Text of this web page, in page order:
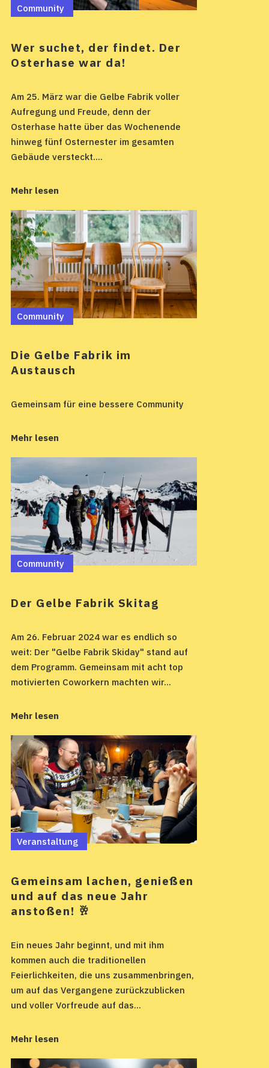
Community
Wer suchet, der findet. Der
Osterhase war da!
Am 25. März war die Gelbe Fabrik voller
Aufregung und Freude, denn der
Osterhase hatte über das Wochenende
hinweg fünf Osternester im gesamten
Gebäude versteckt....
Mehr lesen
Community
Die Gelbe Fabrik im
Austausch
Gemeinsam für eine bessere Community
Mehr lesen
Community
Der Gelbe Fabrik Skitag
Am 26. Februar 2024 war es endlich so
weit: Der "Gelbe Fabrik Skiday" stand auf
dem Programm. Gemeinsam mit acht top
motivierten Coworkern machten wir...
Mehr lesen
Veranstaltung
Gemeinsam lachen, genießen
und auf das neue Jahr
anstoßen! 🥂
Ein neues Jahr beginnt, und mit ihm
kommen auch die traditionellen
Feierlichkeiten, die uns zusammenbringen,
um auf das Vergangene zurückzublicken
und voller Vorfreude auf das...
Mehr lesen